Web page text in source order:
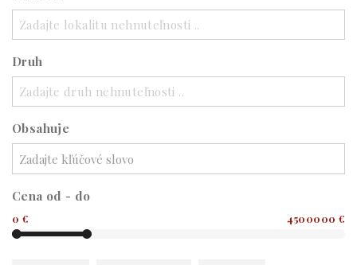
Zadajte lokalitu nehnuteľnosti ..
Druh
Zadajte druh nehnuteľnosti ..
Obsahuje
Cena od - do
0 € 4500000 €